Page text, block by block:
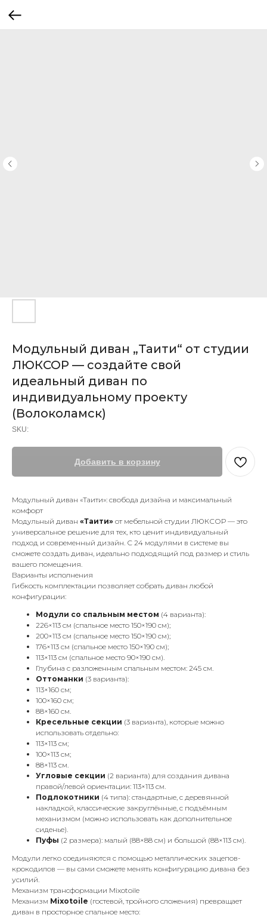
Модульный диван „Таити“ от студии
ЛЮКСОР — создайте свой
идеальный диван по
индивидуальному проекту
(Волоколамск)
SKU:
Добавить в корзину
Модульный диван «Таити»: свобода дизайна и максимальный
комфорт
Модульный диван «Таити» от мебельной студии ЛЮКСОР — это
универсальное решение для тех, кто ценит индивидуальный
подход и современный дизайн. С 24 модулями в системе вы
сможете создать диван, идеально подходящий под размер и стиль
вашего помещения.
Варианты исполнения
Гибкость комплектации позволяет собрать диван любой
конфигурации:
Модули со спальным местом (4 варианта):
226×113 см (спальное место 150×190 см);
200×113 см (спальное место 150×190 см);
176×113 см (спальное место 150×190 см);
113×113 см (спальное место 90×190 см).
Глубина с разложенным спальным местом: 245 см.
Оттоманки (3 варианта):
113×160 см;
100×160 см;
88×160 см.
Кресельные секции (3 варианта), которые можно
использовать отдельно:
113×113 см;
100×113 см;
88×113 см.
Угловые секции (2 варианта) для создания дивана
правой/левой ориентации: 113×113 см.
Подлокотники (4 типа): стандартные, с деревянной
накладкой, классические закруглённые, с подъёмным
механизмом (можно использовать как дополнительное
сиденье).
Пуфы (2 размера): малый (88×88 см) и большой (88×113 см).
Модули легко соединяются с помощью металлических зацепов-
крокодилов — вы сами сможете менять конфигурацию дивана без
усилий.
Механизм трансформации Mixotoile
Механизм Mixotoile (гостевой, тройного сложения) превращает
диван в просторное спальное место: